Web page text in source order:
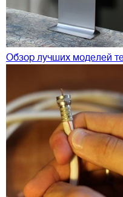
Обзор лучших моделей